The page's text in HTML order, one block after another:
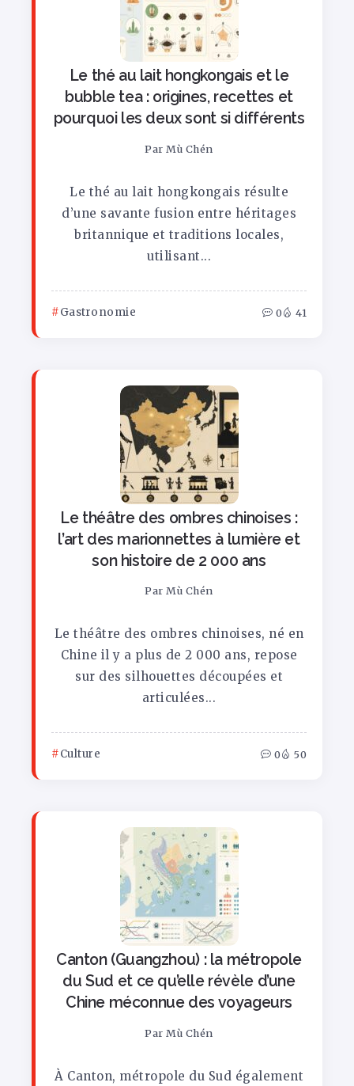
Le thé au lait hongkongais et le
bubble tea : origines, recettes et
pourquoi les deux sont si différents
Par Mù Chén
Le thé au lait hongkongais résulte
d’une savante fusion entre héritages
britannique et traditions locales,
utilisant...
Gastronomie 0 41
Le théâtre des ombres chinoises :
l’art des marionnettes à lumière et
son histoire de 2 000 ans
Par Mù Chén
Le théâtre des ombres chinoises, né en
Chine il y a plus de 2 000 ans, repose
sur des silhouettes découpées et
articulées...
Culture 0 50
Canton (Guangzhou) : la métropole
du Sud et ce qu’elle révèle d’une
Chine méconnue des voyageurs
Par Mù Chén
À Canton, métropole du Sud également